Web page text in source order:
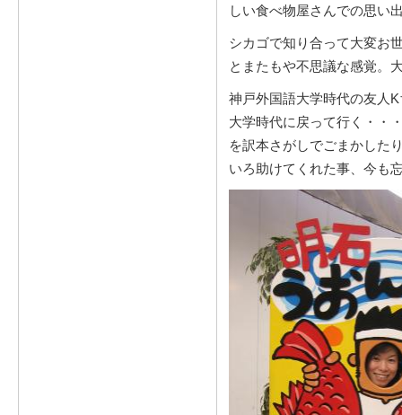
しい食べ物屋さんでの思い
シカゴで知り合って大変お
とまたもや不思議な感覚。
神戸外国語大学時代の友人
大学時代に戻って行く・・
を訳本さがしでごまかした
いろ助けてくれた事、今も